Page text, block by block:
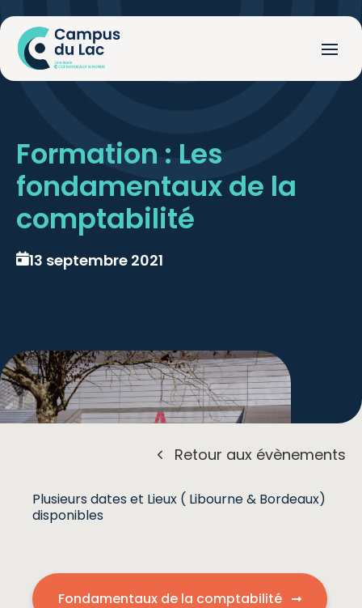
Formation : Les
fondamentaux de la
comptabilité
13 septembre 2021
Retour aux évènements
Plusieurs dates et Lieux ( Libourne & Bordeaux)
disponibles
Fondamentaux de la comptabilité